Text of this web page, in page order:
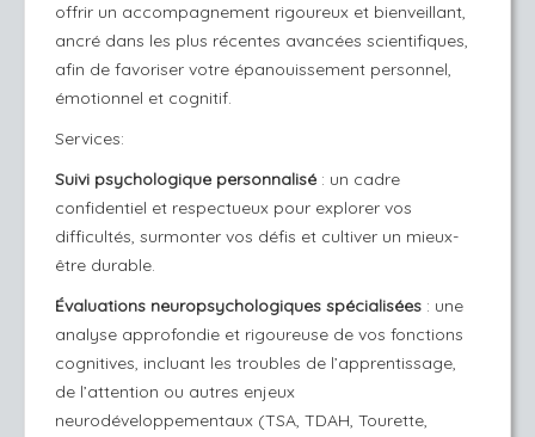
offrir un accompagnement rigoureux et bienveillant,
ancré dans les plus récentes avancées scientifiques,
afin de favoriser votre épanouissement personnel,
émotionnel et cognitif.
Services:
Suivi psychologique personnalisé : un cadre
confidentiel et respectueux pour explorer vos
difficultés, surmonter vos défis et cultiver un mieux-
être durable.
Évaluations neuropsychologiques spécialisées : une
analyse approfondie et rigoureuse de vos fonctions
cognitives, incluant les troubles de l’apprentissage,
de l’attention ou autres enjeux
neurodéveloppementaux (TSA, TDAH, Tourette,